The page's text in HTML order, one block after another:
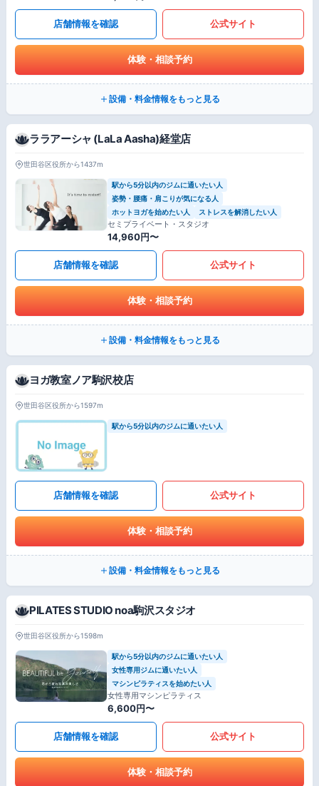
店舗情報を確認 公式サイト
体験・相談予約
設備・料金情報をもっと見る
ララアーシャ (LaLa Aasha)経堂店
世田谷区役所から1437m
駅から5分以内のジムに通いたい人
姿勢・腰痛・肩こりが気になる人
ホットヨガを始めたい人
ストレスを解消したい人
セミプライベート・スタジオ
14,960円〜
店舗情報を確認 公式サイト
体験・相談予約
設備・料金情報をもっと見る
ヨガ教室ノア駒沢校店
世田谷区役所から1597m
駅から5分以内のジムに通いたい人
店舗情報を確認 公式サイト
体験・相談予約
設備・料金情報をもっと見る
PILATES STUDIO noa駒沢スタジオ
世田谷区役所から1598m
駅から5分以内のジムに通いたい人
女性専用ジムに通いたい人
マシンピラティスを始めたい人
女性専用マシンピラティス
6,600円〜
店舗情報を確認 公式サイト
体験・相談予約